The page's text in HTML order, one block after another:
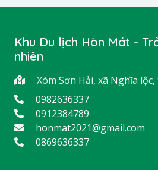
Khu Du lịch Hòn Mát -
nhiên
Xóm Sơn Hải, xã Nghĩa
0982636337
0912384789
honmat2021@gmail.com
0869636337